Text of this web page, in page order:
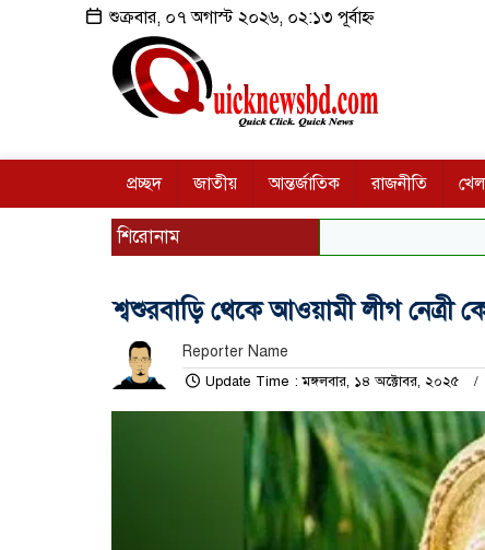
শুক্রবার, ০৭ অগাস্ট ২০২৬, ০২:১৩ পূর্বাহ্ন
প্রচ্ছদ জাতীয় আন্তর্জাতিক রাজনীতি
শিরোনাম
শ্বশুরবাড়ি থেকে আওয়ামী লীগ নেত্রী
Reporter Name
Update Time : মঙ্গলবার, ১৪ অক্টোবর, ২০২৫